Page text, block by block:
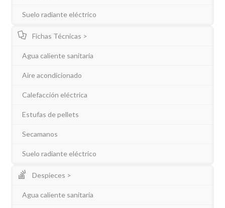
Suelo radiante eléctrico
Fichas Técnicas >
Agua caliente sanitaria
Aire acondicionado
Calefacción eléctrica
Estufas de pellets
Secamanos
Suelo radiante eléctrico
Despieces >
Agua caliente sanitaria